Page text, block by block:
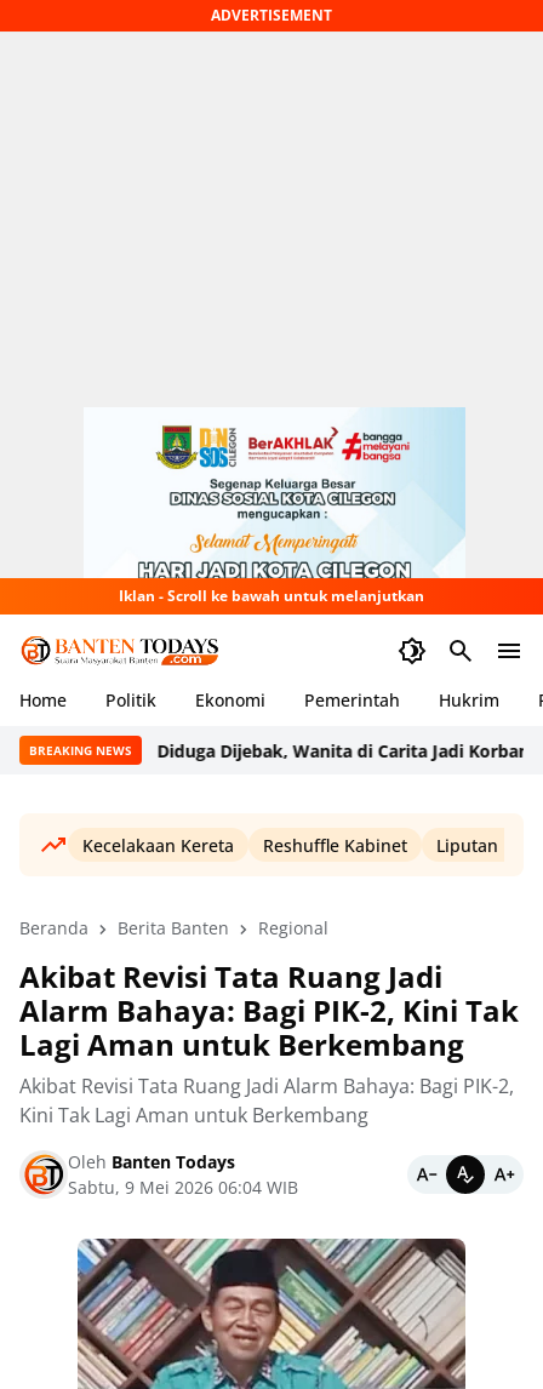
ADVERTISEMENT
Iklan - Scroll ke bawah untuk melanjutkan
Home Politik Ekonomi Pemerintah Hukrim
BREAKING NEWSDiduga Dijebak, Wanita di Carita Jadi Korban
Kecelakaan Kereta Reshuffle Kabinet Liputan Haji
Beranda Berita Banten Regional
Akibat Revisi Tata Ruang Jadi
Alarm Bahaya: Bagi PIK-2, Kini Tak
Lagi Aman untuk Berkembang
Akibat Revisi Tata Ruang Jadi Alarm Bahaya: Bagi PIK-2,
Kini Tak Lagi Aman untuk Berkembang
Oleh Banten Todays
Sabtu, 9 Mei 2026 06:04 WIB